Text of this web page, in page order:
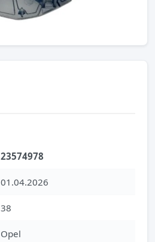
23574978
01.04.2026
38
Opel